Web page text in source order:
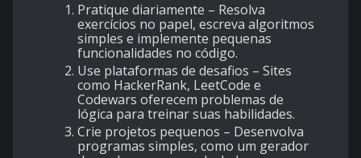
Pratique diariamente – Resolva
exercícios no papel, escreva algoritmos
simples e implemente pequenas
funcionalidades no código.
Use plataformas de desafios – Sites
como HackerRank, LeetCode e
Codewars oferecem problemas de
lógica para treinar suas habilidades.
Crie projetos pequenos – Desenvolva
programas simples, como um gerador